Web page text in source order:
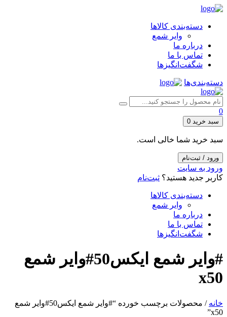
دسته‌بندی کالاها
وایر شمع
درباره ما
تماس با ما
شگفت‌انگیزها
دسته‌بندی‌ها
0
سبد خرید 0
سبد خرید شما خالی است.
ورود / ثبت‌نام
ورود به سایت
کاربر جدید هستید؟ ثبت‌نام
دسته‌بندی کالاها
وایر شمع
درباره ما
تماس با ما
شگفت‌انگیزها
#وایر شمع ایکس50#وایر شمع
x50
خانه
/ محصولات برچسب خورده “#وایر شمع ایکس50#وایر شمع
x50”